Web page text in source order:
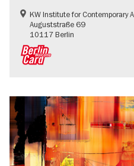
KW Institute for Contemporary
Auguststraße 69
10117 Berlin